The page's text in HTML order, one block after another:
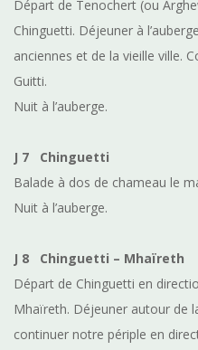
Départ de Tenochert (ou
Chinguetti. Déjeuner à
anciennes et de la vieille ville.
Guitti.
Nuit à l’auberge.
J 7 Chinguetti
Balade à dos de chameau le
Nuit à l’auberge.
J 8 Chinguetti – Mhaïreth
Départ de Chinguetti en
Mhaïreth. Déjeuner autour de
continuer notre périple en